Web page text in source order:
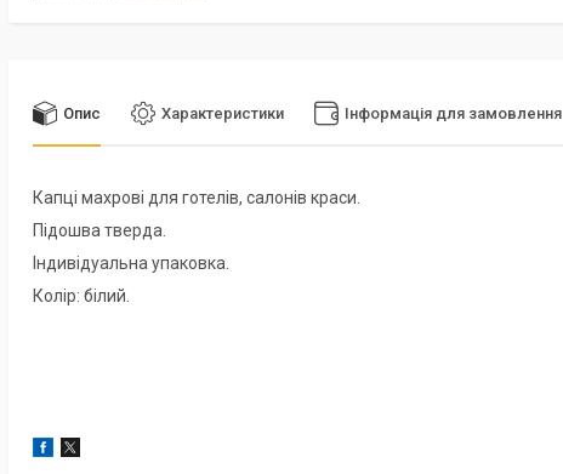
Опис Характеристики Інформація для замовлення
Капці махрові для готелів, салонів краси.
Підошва тверда.
Індивідуальна упаковка.
Колір: білий.